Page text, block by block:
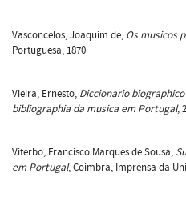
Vasconcelos, Joaquim de, Os musicos
Portuguesa, 1870
Vieira, Ernesto, Diccionario
bibliographia da musica em Portugal,
Viterbo, Francisco Marques de Sousa,
em Portugal, Coimbra, Imprensa da